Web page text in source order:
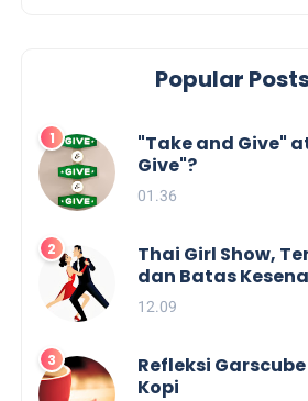
Popular
"Take and Give"
Give"?
01.36
Thai Girl Show,
dan Batas
12.09
Refleksi
Kopi